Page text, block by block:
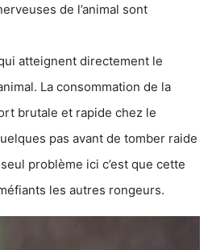
de l’animal sont
atteignent directement le
La consommation de la
brutale et rapide chez le
pas avant de tomber raide
problème ici c’est que cette
les autres rongeurs.